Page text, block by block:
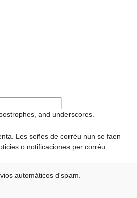
and underscores.
Les señes de corréu nun se faen
o notificaciones per corréu.
automáticos d'spam.